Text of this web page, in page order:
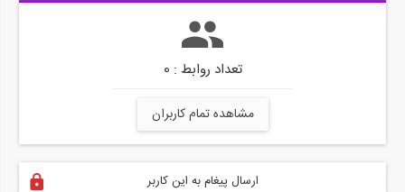
تعداد روابط : 0
مشاهده تمام کاربران
ارسال پیغام به این کاربر